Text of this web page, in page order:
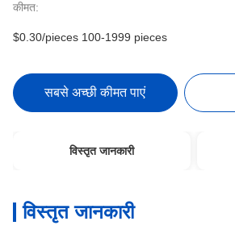
कीमत:
$0.30/pieces 100-1999 pieces
सबसे अच्छी कीमत पाएं
विस्तृत जानकारी
विस्तृत जानकारी